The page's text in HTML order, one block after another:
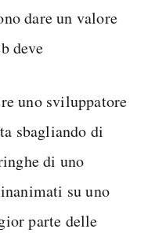
dare un valore
deve
uno sviluppatore
sbagliando di
di uno
su uno
parte delle